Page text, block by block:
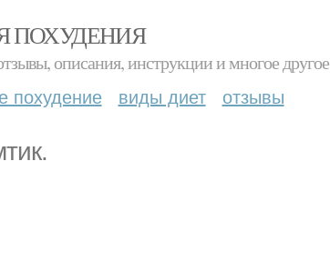
ПОХУДЕНИЯ
описания, инструкции и многое другое
похудение виды диет отзывы